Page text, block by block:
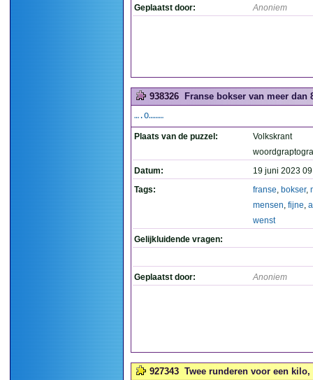
Geplaatst door: Anoniem
938326 Franse bokser van meer
….O………
Plaats van de puzzel:
Volkskrant
Datum:
19 juni 2023
Tags:
franse, bokser,
mensen, fijne,
wenst
Gelijkluidende vragen:
Geplaatst door: Anoniem
927343 Twee runderen voor een